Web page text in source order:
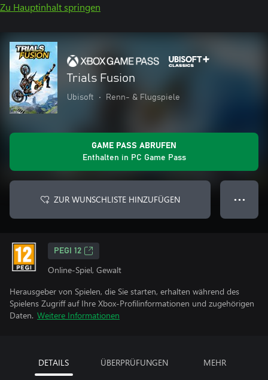
Zu Hauptinhalt springen
Trials Fusion
Ubisoft • Renn- & Flugspiele
GAME PASS ABRUFEN
Enthalten in PC Game Pass
ZUR WUNSCHLISTE HINZUFÜGEN ● ● ●
PEGI 12
Online-Spiel, Gewalt
Herausgeber von Spielen, die Sie starten, erhalten während des
Spielens Zugriff auf Ihre Xbox-Profilinformationen und zugehörigen
Daten. Weitere Informationen
DETAILS ÜBERPRÜFUNGEN MEHR